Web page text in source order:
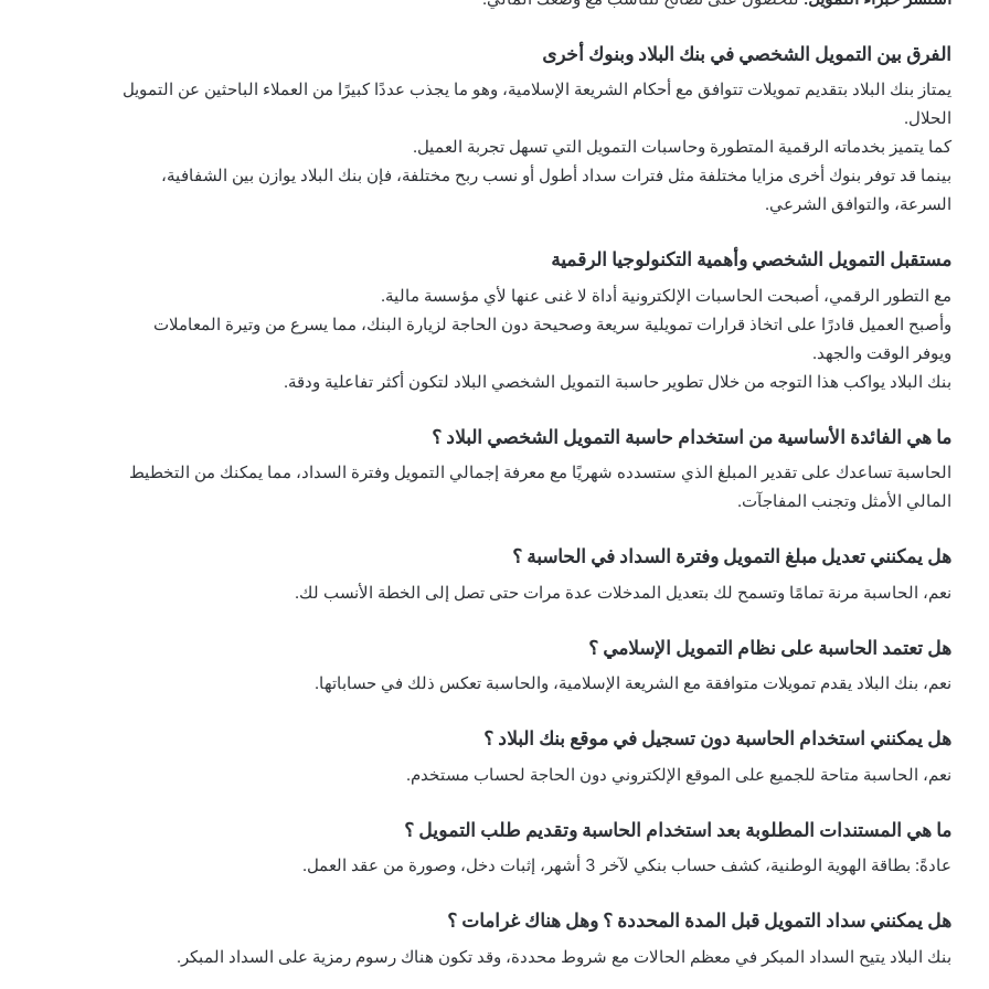
الفرق بين التمويل الشخصي في بنك البلاد وبنوك أخرى
يمتاز بنك البلاد بتقديم تمويلات تتوافق مع أحكام الشريعة الإسلامية، وهو ما يجذب عددًا كبيرًا من العملاء الباحثين عن التمويل
الحلال.
كما يتميز بخدماته الرقمية المتطورة وحاسبات التمويل التي تسهل تجربة العميل.
بينما قد توفر بنوك أخرى مزايا مختلفة مثل فترات سداد أطول أو نسب ربح مختلفة، فإن بنك البلاد يوازن بين الشفافية،
السرعة، والتوافق الشرعي.
مستقبل التمويل الشخصي وأهمية التكنولوجيا الرقمية
مع التطور الرقمي، أصبحت الحاسبات الإلكترونية أداة لا غنى عنها لأي مؤسسة مالية.
وأصبح العميل قادرًا على اتخاذ قرارات تمويلية سريعة وصحيحة دون الحاجة لزيارة البنك، مما يسرع من وتيرة المعاملات
ويوفر الوقت والجهد.
بنك البلاد يواكب هذا التوجه من خلال تطوير حاسبة التمويل الشخصي البلاد لتكون أكثر تفاعلية ودقة.
ما هي الفائدة الأساسية من استخدام حاسبة التمويل الشخصي البلاد ؟
الحاسبة تساعدك على تقدير المبلغ الذي ستسدده شهريًا مع معرفة إجمالي التمويل وفترة السداد، مما يمكنك من التخطيط
المالي الأمثل وتجنب المفاجآت.
هل يمكنني تعديل مبلغ التمويل وفترة السداد في الحاسبة ؟
نعم، الحاسبة مرنة تمامًا وتسمح لك بتعديل المدخلات عدة مرات حتى تصل إلى الخطة الأنسب لك.
هل تعتمد الحاسبة على نظام التمويل الإسلامي ؟
نعم، بنك البلاد يقدم تمويلات متوافقة مع الشريعة الإسلامية، والحاسبة تعكس ذلك في حساباتها.
هل يمكنني استخدام الحاسبة دون تسجيل في موقع بنك البلاد ؟
نعم، الحاسبة متاحة للجميع على الموقع الإلكتروني دون الحاجة لحساب مستخدم.
ما هي المستندات المطلوبة بعد استخدام الحاسبة وتقديم طلب التمويل ؟
عادةً: بطاقة الهوية الوطنية، كشف حساب بنكي لآخر 3 أشهر، إثبات دخل، وصورة من عقد العمل.
هل يمكنني سداد التمويل قبل المدة المحددة ؟ وهل هناك غرامات ؟
بنك البلاد يتيح السداد المبكر في معظم الحالات مع شروط محددة، وقد تكون هناك رسوم رمزية على السداد المبكر.